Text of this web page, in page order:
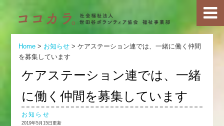
Home > お知らせ >ケアステーション連では、一緒に働く仲間
を募集しています
ケアステーション連では、一緒
に働く仲間を募集しています
お知らせ
2019年5月15日更新